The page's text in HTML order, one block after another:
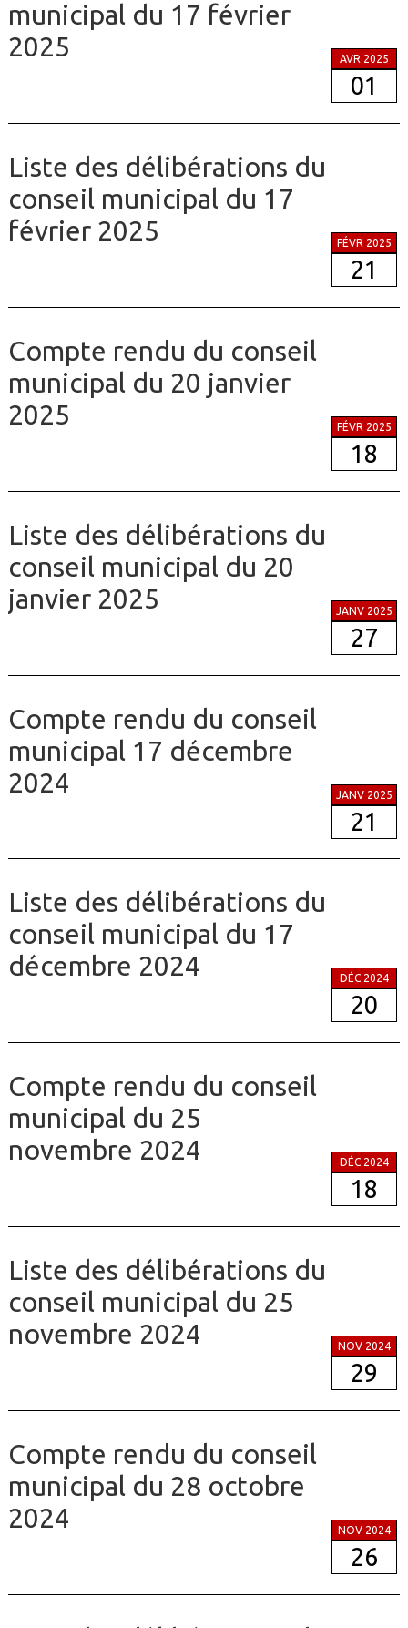
municipal du 17 février
2025
AVR 2025
01
Liste des délibérations du
conseil municipal du 17
février 2025
FÉVR 2025
21
Compte rendu du conseil
municipal du 20 janvier
2025
FÉVR 2025
18
Liste des délibérations du
conseil municipal du 20
janvier 2025
JANV 2025
27
Compte rendu du conseil
municipal 17 décembre
2024
JANV 2025
21
Liste des délibérations du
conseil municipal du 17
décembre 2024
DÉC 2024
20
Compte rendu du conseil
municipal du 25
novembre 2024
DÉC 2024
18
Liste des délibérations du
conseil municipal du 25
novembre 2024
NOV 2024
29
Compte rendu du conseil
municipal du 28 octobre
2024
NOV 2024
26